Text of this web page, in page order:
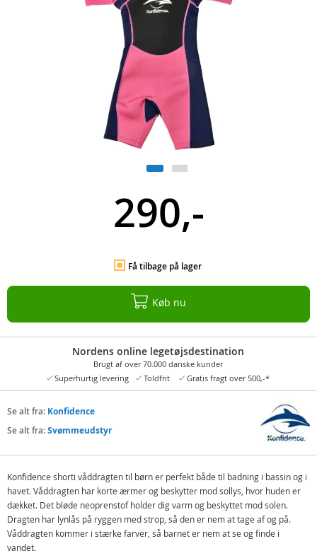
290,-
Få tilbage på lager
Køb nu
Nordens online legetøjsdestination
Brugt af over 70.000 danske kunder
Superhurtig levering
Toldfrit Gratis fragt over 500,-*
Se alt fra: Konfidence
Se alt fra:Svømmeudstyr
Konfidence shorti våddragten til børn er perfekt både til badning i bassin og i
havet. Våddragten har korte ærmer og beskytter mod sollys, hvor huden er
dækket. Det bløde neoprenstof holder dig varm og beskyttet mod solen.
Dragten har lynlås på ryggen med strop, så den er nem at tage af og på.
Våddragten kommer i stærke farver, så barnet er nem at se og finde i
vandet.